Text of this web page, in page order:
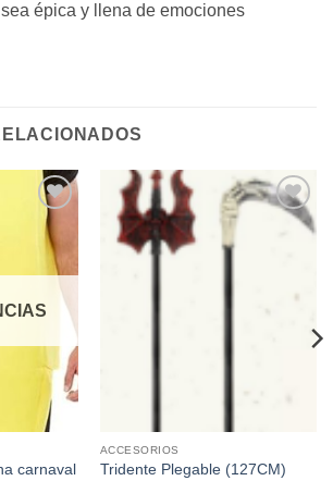
sea épica y llena de emociones
Añadir
a la
lista de
deseos
carnaval
Añadir
ACCESORIOS
Tridente Plegable (127CM)